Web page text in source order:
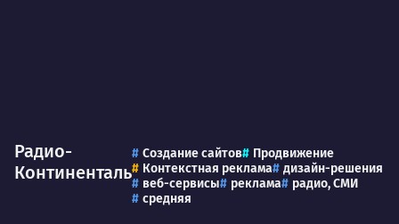
Радио-
Континенталь
Создание сайтов
Продвижение
Контекстная реклама
дизайн-решения
веб-сервисы
реклама
радио, СМИ
средняя